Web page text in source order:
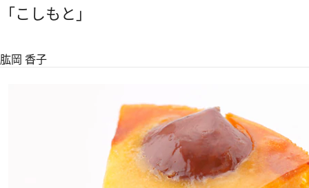
「こしもと」
肱岡 香子